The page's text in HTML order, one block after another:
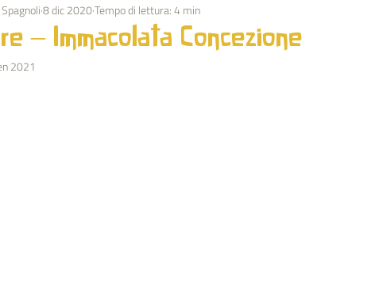
EVOLUZIONE OSTACOLATORI
SOCIALE
– Immacolata Concezione
8 dic 2020Tempo di lettura: 4 min
2021